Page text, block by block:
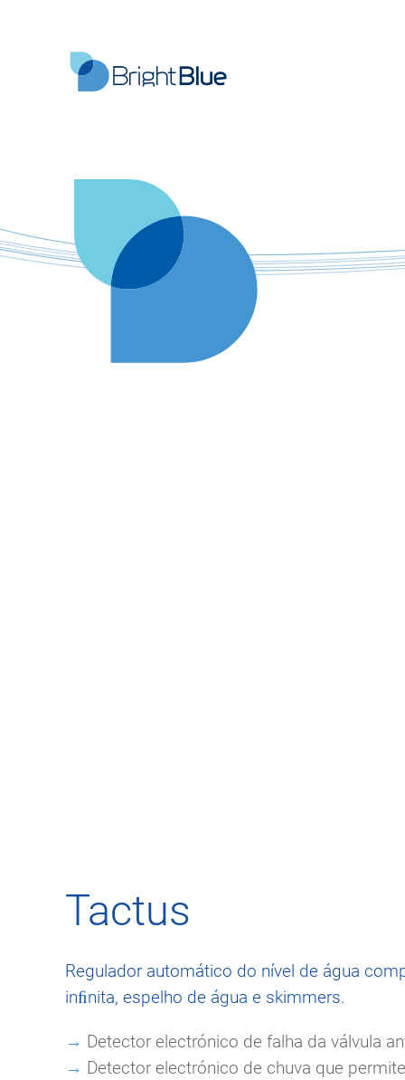
Tactus
Regulador automático do nível de água
inﬁnita, espelho de água e skimmers.
→ Detector electrónico de falha da válvula
→ Detector electrónico de chuva que